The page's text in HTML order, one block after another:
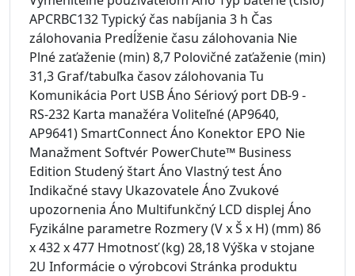
⏳
APCRBC132 Typický čas nabíjania 3 h Čas
zálohovania Predĺženie času zálohovania Nie
Plné zaťaženie (min) 8,7 Polovičné zaťaženie (min)
31,3 Graf/tabuľka časov zálohovania Tu
Komunikácia Port USB Áno Sériový port DB-9 -
RS-232 Karta manažéra Voliteľné (AP9640,
AP9641) SmartConnect Áno Konektor EPO Nie
Manažment Softvér PowerChute™ Business
Edition Studený štart Áno Vlastný test Áno
Indikačné stavy Ukazovatele Áno Zvukové
upozornenia Áno Multifunkčný LCD displej Áno
Fyzikálne parametre Rozmery (V x Š x H) (mm) 86
x 432 x 477 Hmotnosť (kg) 28,18 Výška v stojane
2U Informácie o výrobcovi Stránka produktu